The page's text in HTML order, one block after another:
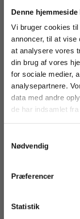
Denne
Vi bruger cookies
annoncer, til at vise
at analysere vores
din brug af vores
for sociale medier,
analysepartnere.
data med andre
de har indsamlet
Nødvendig
Præferencer
Statistik
105,00 KR.
Af samme
Køb
For
studerende.
vist priser